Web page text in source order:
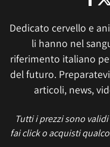
Dedicato cervello e
li hanno nel
riferimento italiano
del futuro.
articoli, news,
Tutti i prezzi sono
fai click o acquisti